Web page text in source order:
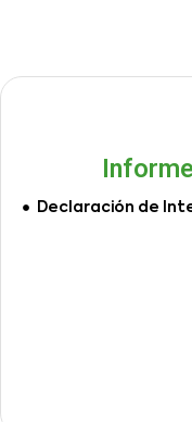
Declaración de